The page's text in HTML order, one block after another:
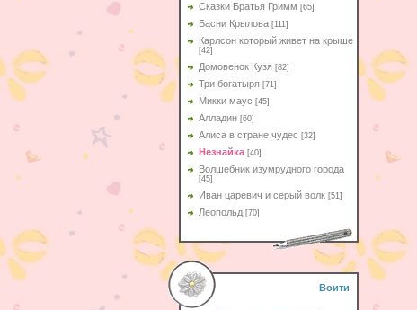
Сказки Братья Гримм [65]
Басни Крылова [111]
Карлсон который живет на крыше
[42]
Домовенок Кузя [82]
Три богатыря [71]
Микки маус [45]
Алладин [60]
Aлиса в стране чудес [32]
Незнайка [40]
Волшебник изумрудного города
[45]
Иван царевич и серый волк [51]
Леопольд [70]
Воити